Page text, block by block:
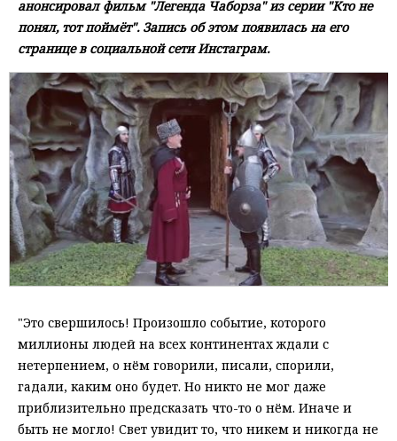
анонсировал фильм "Легенда Чаборза" из серии "Кто не
понял, тот поймёт". Запись об этом появилась на его
странице в социальной сети Инстаграм.
"Это свершилось! Произошло событие, которого
миллионы людей на всех континентах ждали с
нетерпением, о нём говорили, писали, спорили,
гадали, каким оно будет. Но никто не мог даже
приблизительно предсказать что-то о нём. Иначе и
быть не могло! Свет увидит то, что никем и никогда не